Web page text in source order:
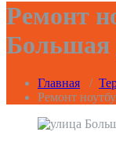
Ремонт
Большая
Главная /
Ремонт